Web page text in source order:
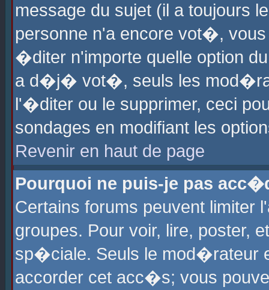
message du sujet (il a toujours
personne n'a encore vot�,
�diter n'importe quelle option
a d�j� vot�, seuls les
l'�diter ou le supprimer, ceci
sondages en modifiant les
Revenir en haut de page
Pourquoi ne puis-je pas
Certains forums peuvent
groupes. Pour voir, lire, poster,
sp�ciale. Seuls le mod�rateur
accorder cet acc�s; vous